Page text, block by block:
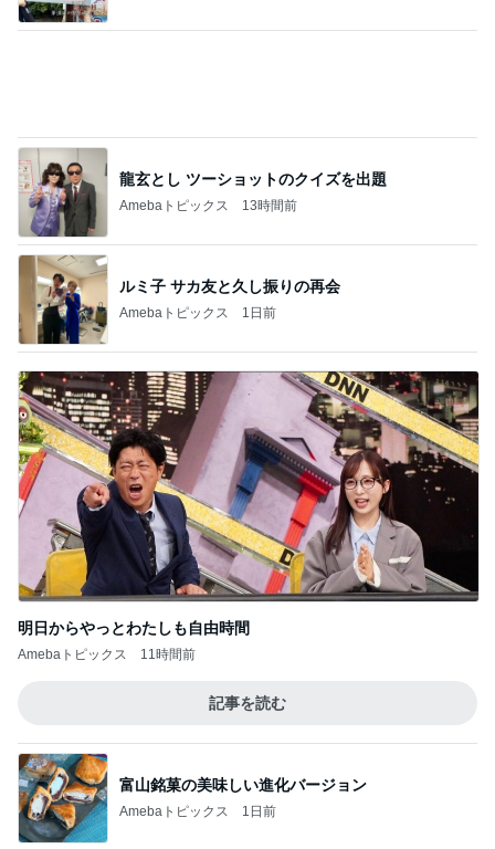
ルミ子 サカ友と久し振りの再会
Amebaトピックス 1日前
明日からやっとわたしも自由時間
Amebaトピックス 11時間前
記事を読む
Amebaトピックス 1日前
假屋崎省吾 にんにく6個分のもつ鍋
Amebaトピックス 12時間前